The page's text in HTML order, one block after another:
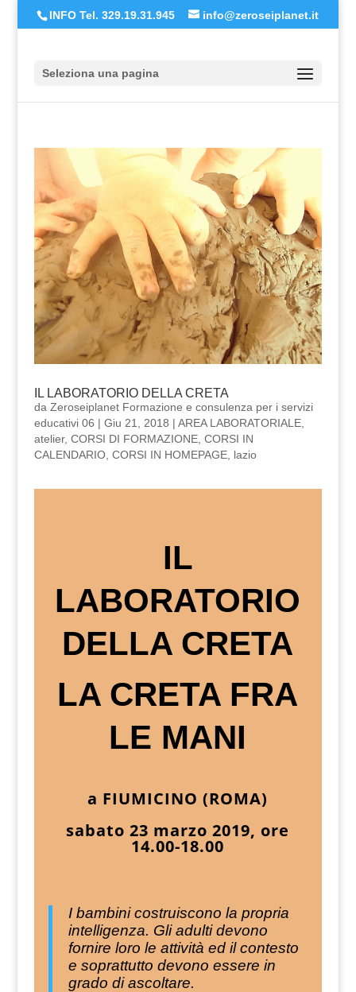
INFO Tel. 329.19.31.945 info@zeroseiplanet.it
Seleziona una pagina
IL LABORATORIO DELLA CRETA
da Zeroseiplanet Formazione e consulenza per i servizi
educativi 06 | Giu 21, 2018 | AREA LABORATORIALE,
atelier, CORSI DI FORMAZIONE, CORSI IN
CALENDARIO, CORSI IN HOMEPAGE, lazio
IL
LABORATORIO
DELLA CRETA
LA CRETA FRA
LE MANI
a FIUMICINO (ROMA)
sabato 23 marzo 2019, ore
14.00-18.00
I bambini costruiscono la propria
intelligenza. Gli adulti devono
fornire loro le attività ed il contesto
e soprattutto devono essere in
grado di ascoltare.